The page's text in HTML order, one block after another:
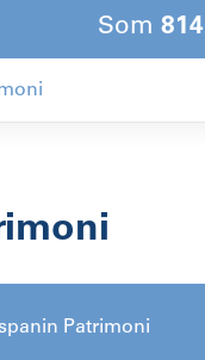
Som 814
Patrimoni